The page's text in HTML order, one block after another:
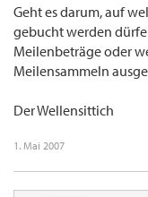
Geht es darum, auf
gebucht werden
Meilenbeträge oder
Meilensammeln
Der Wellensittich
1. Mai 2007